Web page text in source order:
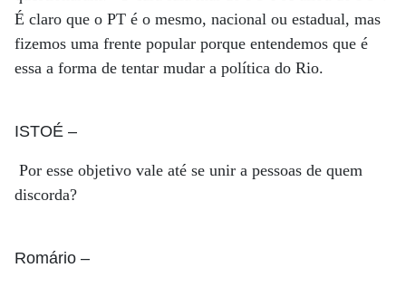
É claro que o PT é o mesmo, nacional ou estadual, mas
fizemos uma frente popular porque entendemos que é
essa a forma de tentar mudar a política do Rio.
ISTOÉ –
Por esse objetivo vale até se unir a pessoas de quem
discorda?
Romário –